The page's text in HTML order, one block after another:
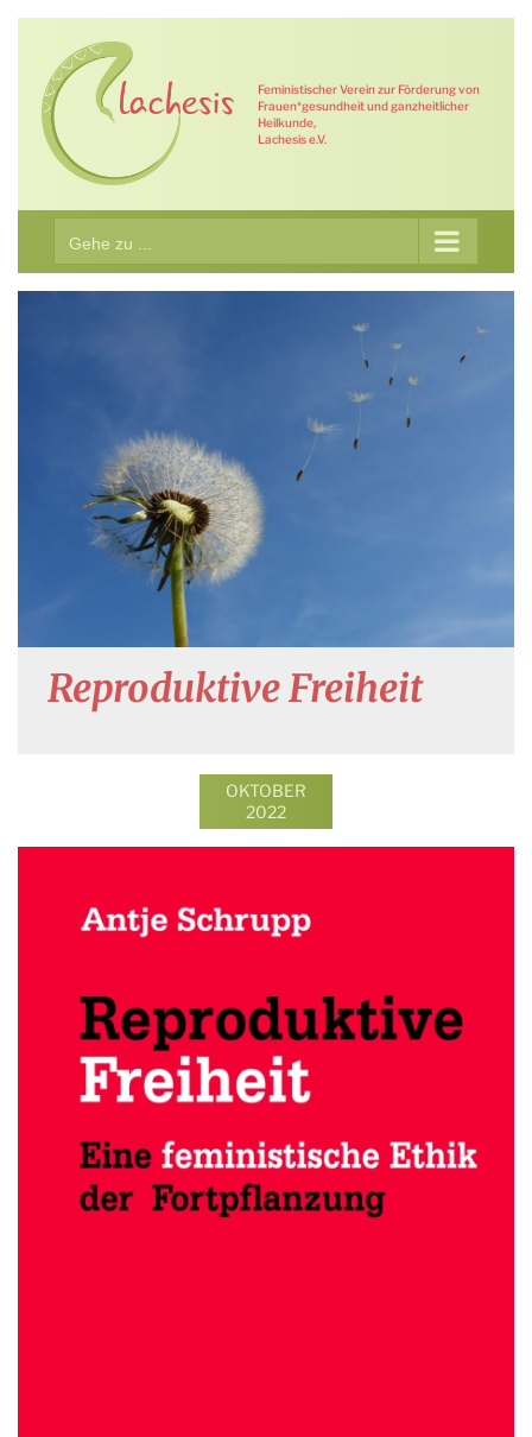
Zum
springen
Feministischer Verein zur Förderung von
Frauen*gesundheit und ganzheitlicher
Heilkunde,
Lachesis e.V.
Gehe zu ...
Reproduktive Freiheit
OKTOBER
2022